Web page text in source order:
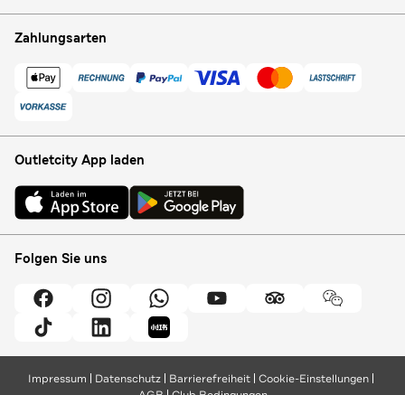
Zahlungsarten
Outletcity App laden
Folgen Sie uns
Impressum Datenschutz Barrierefreiheit Cookie-Einstellungen